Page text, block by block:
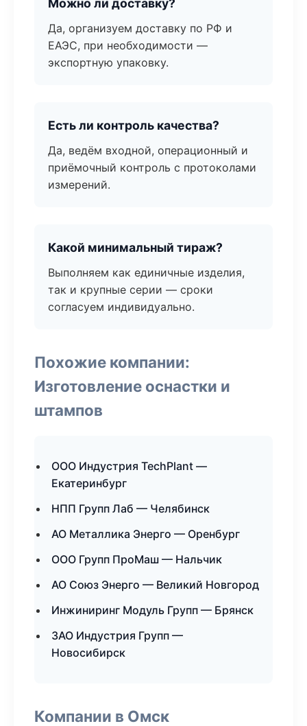
Можно ли доставку?
Да, организуем доставку по РФ и
ЕАЭС, при необходимости —
экспортную упаковку.
Есть ли контроль качества?
Да, ведём входной, операционный и
приёмочный контроль с протоколами
измерений.
Какой минимальный тираж?
Выполняем как единичные изделия,
так и крупные серии — сроки
согласуем индивидуально.
Похожие компании:
Изготовление оснастки и
штампов
ООО Индустрия TechPlant —
Екатеринбург
НПП Групп Лаб — Челябинск
АО Металлика Энерго — Оренбург
ООО Групп ПроМаш — Нальчик
АО Союз Энерго — Великий Новгород
Инжиниринг Модуль Групп — Брянск
ЗАО Индустрия Групп —
Новосибирск
Компании в Омск